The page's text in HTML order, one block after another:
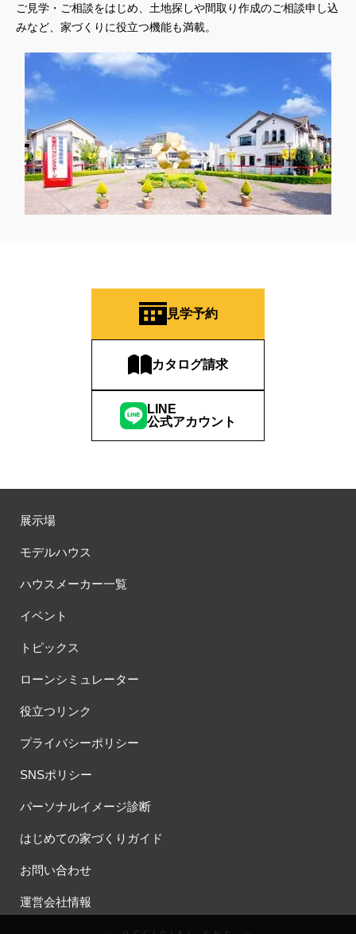
ご見学・ご相談をはじめ、土地探しや間取り作成のご相談申し込
みなど、家づくりに役立つ機能も満載。
見学予約
カタログ請求
LINE
公式アカウント
展示場
モデルハウス
ハウスメーカー一覧
イベント
トピックス
ローンシミュレーター
役立つリンク
プライバシーポリシー
SNSポリシー
パーソナルイメージ診断
はじめての家づくりガイド
お問い合わせ
運営会社情報